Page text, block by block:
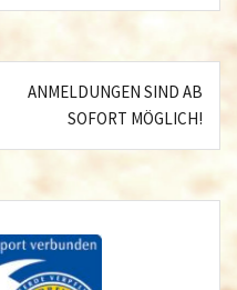
ANMELDUNGEN SIND AB
SOFORT MÖGLICH!